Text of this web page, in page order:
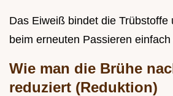
Das Eiweiß bindet die Trübstoffe
beim erneuten Passieren
Wie man die Brühe
reduziert (Reduktion)